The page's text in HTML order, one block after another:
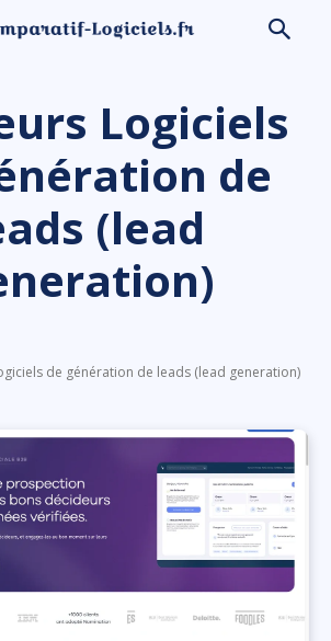
Logiciels
de
(lead
de génération de leads (lead generation)